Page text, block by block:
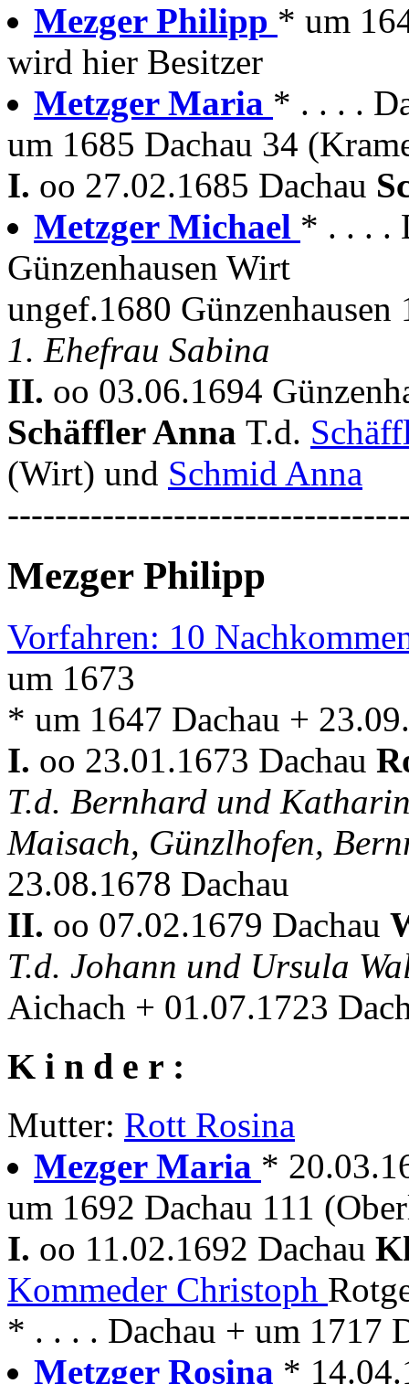
Mezger Philipp * um
wird hier Besitzer
Metzger Maria * . . . .
um 1685 Dachau 34
I. oo 27.02.1685 Dachau
Metzger Michael * . . . .
Günzenhausen Wirt
ungef.1680
1. Ehefrau Sabina
II. oo 03.06.1694
Schäffler Anna T.d.
(Wirt) und Schmid Anna
Mezger Philipp
Vorfahren: 10
um 1673
* um 1647 Dachau +
I. oo 23.01.1673 Dachau
T.d. Bernhard und
Maisach, Günzlhofen,
23.08.1678 Dachau
II. oo 07.02.1679 Dachau
T.d. Johann und Ursula
Aichach + 01.07.1723
K i n d e r :
Mutter: Rott Rosina
Mezger Maria *
um 1692 Dachau 111
I. oo 11.02.1692 Dachau
Kommeder Christoph
* . . . . Dachau + um 1717
Metzger Rosina *